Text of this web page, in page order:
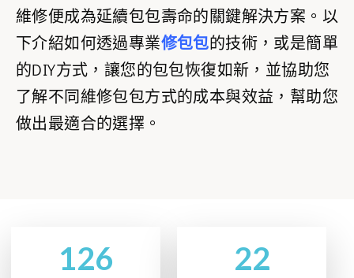
維修便成為延續包包壽命的關鍵解決方案。以
下介紹如何透過專業修包包的技術，或是簡單
的DIY方式，讓您的包包恢復如新，並協助您
了解不同維修包包方式的成本與效益，幫助您
做出最適合的選擇。
126 22